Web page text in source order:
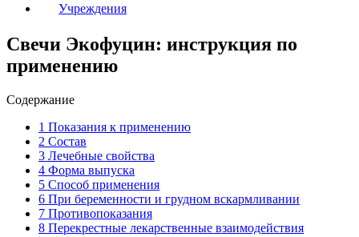
Учреждения
Свечи Экофуцин: инструкция по
применению
Содержание
1 Показания к применению
2 Состав
3 Лечебные свойства
4 Форма выпуска
5 Способ применения
6 При беременности и грудном вскармливании
7 Противопоказания
8 Перекрестные лекарственные взаимодействия